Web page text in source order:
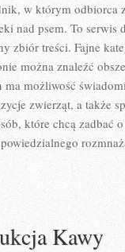
w którym odbiorca
nad psem. To serwis
zbiór treści. Fajne
można znaleźć
możliwość
zwierząt, a także
które chcą zadbać
Kawy